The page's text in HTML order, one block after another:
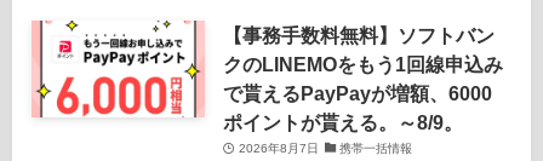
【事務手数料無料】ソフトバン
クのLINEMOをもう1回線申込み
で貰えるPayPayが増額、6000
ポイントが貰える。～8/9。
2026年8月7日 携帯一括情報